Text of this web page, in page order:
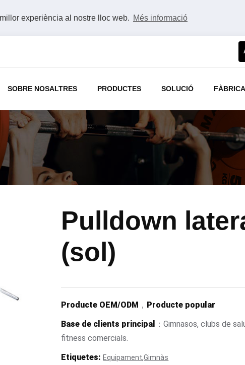
experiència al nostre lloc web. Més informació
SOBRE NOSALTRES PRODUCTES SOLUCIÓ FÀBRICA
Pulldown
(sol)
Producte OEM/ODM ， Producte popular
Base de clients principal
：Gimnasos, clubs de
fitness comercials.
Etiquetes: Equipament,Gimnàs